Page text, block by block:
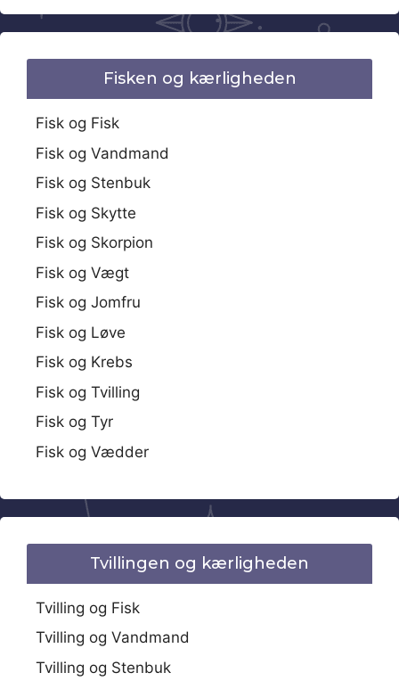
Fisken og kærligheden
Fisk og Fisk
Fisk og Vandmand
Fisk og Stenbuk
Fisk og Skytte
Fisk og Skorpion
Fisk og Vægt
Fisk og Jomfru
Fisk og Løve
Fisk og Krebs
Fisk og Tvilling
Fisk og Tyr
Fisk og Vædder
Tvillingen og kærligheden
Tvilling og Fisk
Tvilling og Vandmand
Tvilling og Stenbuk